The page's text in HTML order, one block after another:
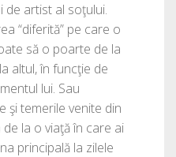
de artist al soţului.
“diferită” pe care o
să o poarte de la
altul, în funcţie de
lui. Sau
şi temerile venite din
la o viaţă în care ai
principală la zilele